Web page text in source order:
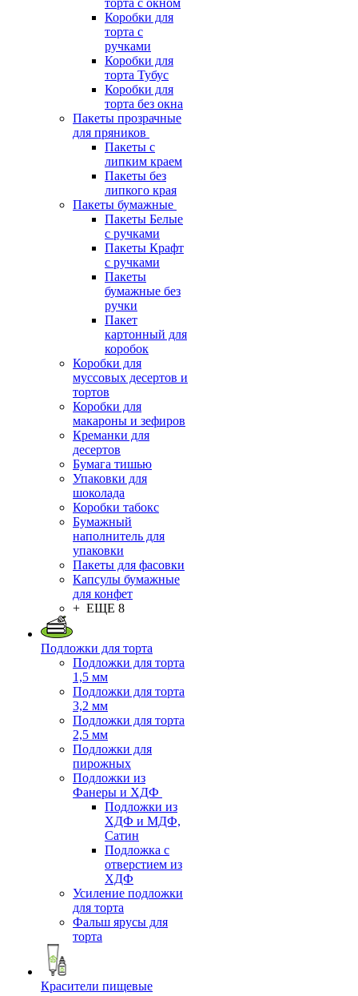
торта с окном
Коробки для
торта с
ручками
Коробки для
торта Тубус
Коробки для
торта без окна
Пакеты прозрачные
для пряников
Пакеты с
липким краем
Пакеты без
липкого края
Пакеты бумажные
Пакеты Белые
с ручками
Пакеты Крафт
с ручками
Пакеты
бумажные без
ручки
Пакет
картонный для
коробок
Коробки для
муссовых десертов и
тортов
Коробки для
макароны и зефиров
Креманки для
десертов
Бумага тишью
Упаковки для
шоколада
Коробки табокс
Бумажный
наполнитель для
упаковки
Пакеты для фасовки
Капсулы бумажные
для конфет
+ ЕЩЕ 8
Подложки для торта
Подложки для торта
1,5 мм
Подложки для торта
3,2 мм
Подложки для торта
2,5 мм
Подложки для
пирожных
Подложки из
Фанеры и ХДФ
Подложки из
ХДФ и МДФ,
Сатин
Подложка с
отверстием из
ХДФ
Усиление подложки
для торта
Фальш ярусы для
торта
Красители пищевые